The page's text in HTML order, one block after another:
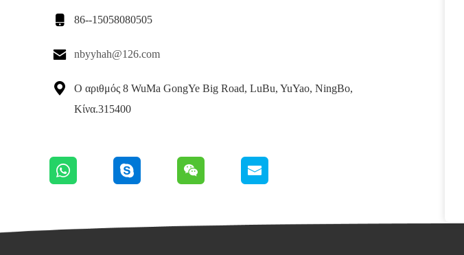
 86--15058080505
 nbyyhah@126.com

Ο αριθμός 8 WuMa GongYe Big Road, LuBu, YuYao, NingBo,
Κίνα.315400